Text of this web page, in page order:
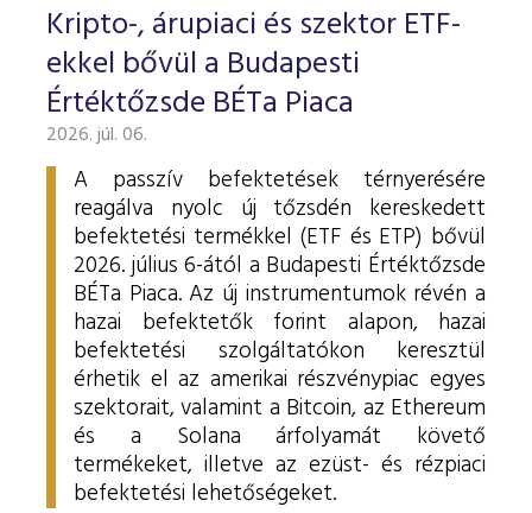
Kripto-, árupiaci és szektor ETF-
ekkel bővül a Budapesti
Értéktőzsde BÉTa Piaca
2026. júl. 06.
A passzív befektetések térnyerésére
reagálva nyolc új tőzsdén kereskedett
befektetési termékkel (ETF és ETP) bővül
2026. július 6-ától a Budapesti Értéktőzsde
BÉTa Piaca. Az új instrumentumok révén a
hazai befektetők forint alapon, hazai
befektetési szolgáltatókon keresztül
érhetik el az amerikai részvénypiac egyes
szektorait, valamint a Bitcoin, az Ethereum
és a Solana árfolyamát követő
termékeket, illetve az ezüst- és rézpiaci
befektetési lehetőségeket.